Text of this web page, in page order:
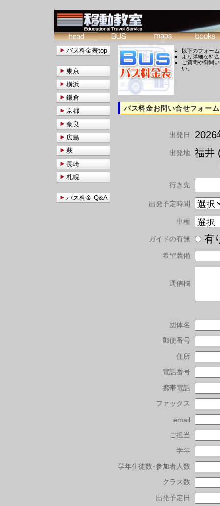
以下のフォー
より詳細な料
ご質問や御問
い。
バス料金お問い合せフォーム
出発日 2026
出発地 福井
行き先
出発予定時間
車種
ガイドの有無
希望装備
通信欄
団体名
郵便番号
住所
電話番号
携帯電話
ファックス
email
ご担当
学年
学年生徒数･参加者人数
クラス数
出発予定日
バス料金表top
東京
横浜
鎌倉
京都
奈良
広島
萩
長崎
札幌
バス料金 Q&A